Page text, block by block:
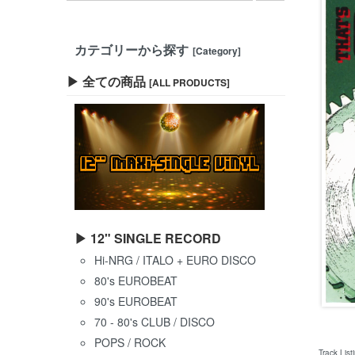
カテゴリーから探す [Category]
▶ 全ての商品 [ALL PRODUCTS]
▶ 12" SINGLE RECORD
Hi-NRG / ITALO + EURO DISCO
80's EUROBEAT
90's EUROBEAT
70 - 80's CLUB / DISCO
POPS / ROCK